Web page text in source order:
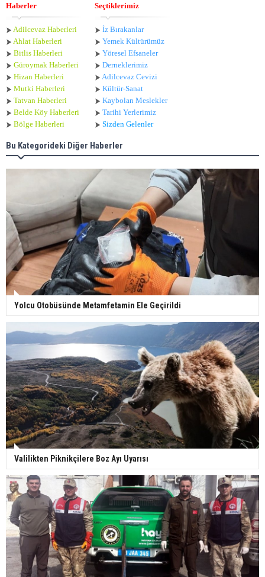
Haberler
Adilcevaz Haberleri
Ahlat Haberleri
Bitlis Haberleri
Güroymak Haberleri
Hizan Haberleri
Mutki Haberleri
Tatvan Haberleri
Belde Köy Haberleri
Bölge Haberleri
Seçtiklerimiz
İz Bırakanlar
Yemek Kültürümüz
Yöresel Efsaneler
Derneklerimiz
Adilcevaz Cevizi
Kültür-Sanat
Kaybolan Meslekler
Tarihi Yerlerimiz
Sizden Gelenler
Bu Kategorideki Diğer Haberler
Yolcu Otobüsünde Metamfetamin Ele Geçirildi
Valilikten Piknikçilere Boz Ayı Uyarısı